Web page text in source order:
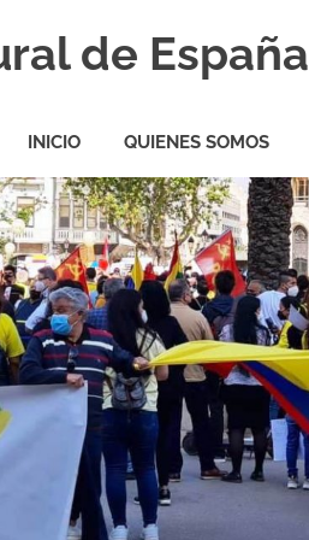
de España
INICIO QUIENES SOMOS